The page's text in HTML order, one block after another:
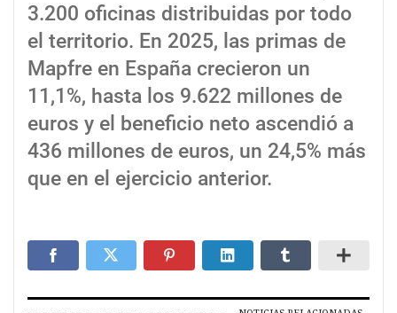
3.200 oficinas distribuidas por todo
el territorio. En 2025, las primas de
Mapfre en España crecieron un
11,1%, hasta los 9.622 millones de
euros y el beneficio neto ascendió a
436 millones de euros, un 24,5% más
que en el ejercicio anterior.